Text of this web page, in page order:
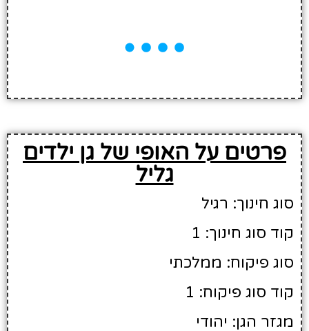
פרטים על האופי של גן ילדים
גליל
סוג חינוך: רגיל
קוד סוג חינוך: 1
סוג פיקוח: ממלכתי
קוד סוג פיקוח: 1
מגזר הגן: יהודי